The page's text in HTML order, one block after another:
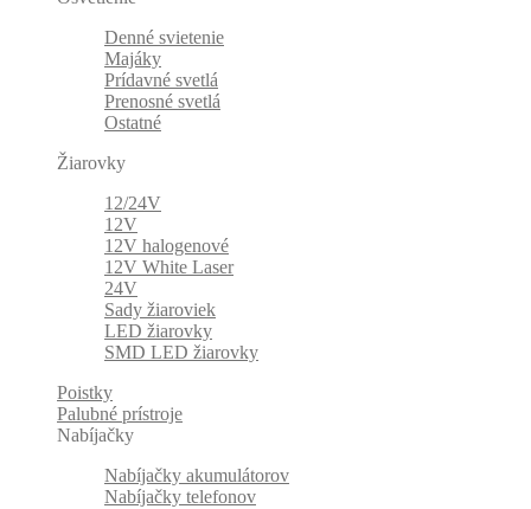
Denné svietenie
Majáky
Prídavné svetlá
Prenosné svetlá
Ostatné
Žiarovky
12/24V
12V
12V halogenové
12V White Laser
24V
Sady žiaroviek
LED žiarovky
SMD LED žiarovky
Poistky
Palubné prístroje
Nabíjačky
Nabíjačky akumulátorov
Nabíjačky telefonov